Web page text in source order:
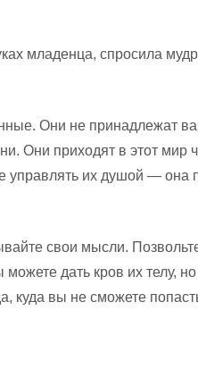
младенца, спросила
Они не принадлежат
Они приходят в этот мир
управлять их душой — она
свои мысли.
дать кров их телу,
куда вы не сможете